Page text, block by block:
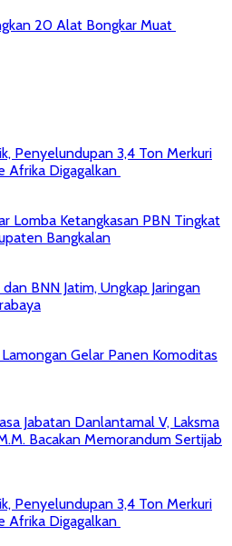
20 Alat Bongkar Muat
Penyelundupan 3,4 Ton Merkuri
Afrika Digagalkan
Lomba Ketangkasan PBN Tingkat
Bangkalan
BNN Jatim, Ungkap Jaringan
Gelar Panen Komoditas
Jabatan Danlantamal V, Laksma
Bacakan Memorandum Sertijab
Penyelundupan 3,4 Ton Merkuri
Afrika Digagalkan